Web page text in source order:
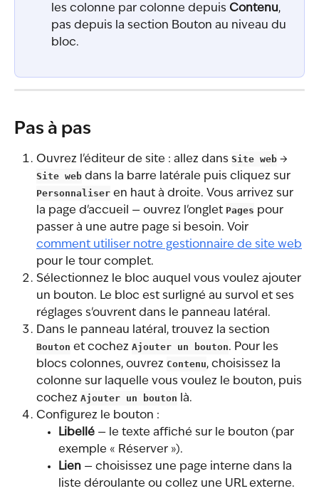
les colonne par colonne depuis Contenu,
pas depuis la section Bouton au niveau du
bloc.
Pas à pas
Ouvrez l'éditeur de site : allez dans Site web →
Site web dans la barre latérale puis cliquez sur
Personnaliser en haut à droite. Vous arrivez sur
la page d'accueil — ouvrez l'onglet Pages pour
passer à une autre page si besoin. Voir
comment utiliser notre gestionnaire de site web
pour le tour complet.
Sélectionnez le bloc auquel vous voulez ajouter
un bouton. Le bloc est surligné au survol et ses
réglages s'ouvrent dans le panneau latéral.
Dans le panneau latéral, trouvez la section
Bouton et cochez Ajouter un bouton. Pour les
blocs colonnes, ouvrez Contenu, choisissez la
colonne sur laquelle vous voulez le bouton, puis
cochez Ajouter un bouton là.
Configurez le bouton :
Libellé — le texte affiché sur le bouton (par
exemple « Réserver »).
Lien — choisissez une page interne dans la
liste déroulante ou collez une URL externe.